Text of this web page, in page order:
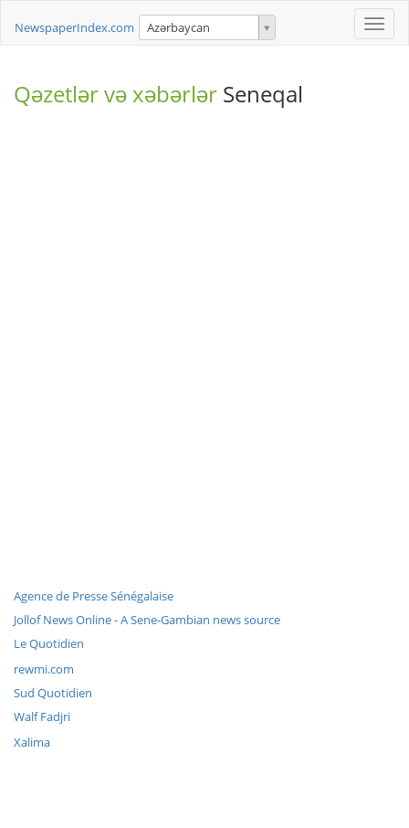
Toggle
NewspaperIndex.com Azərbaycan
Qəzetlər və xəbərlər Seneqal
Agence de Presse Sénégalaise
Jollof News Online - A Sene-Gambian news source
Le Quotidien
rewmi.com
Sud Quotidien
Walf Fadjri
Xalima